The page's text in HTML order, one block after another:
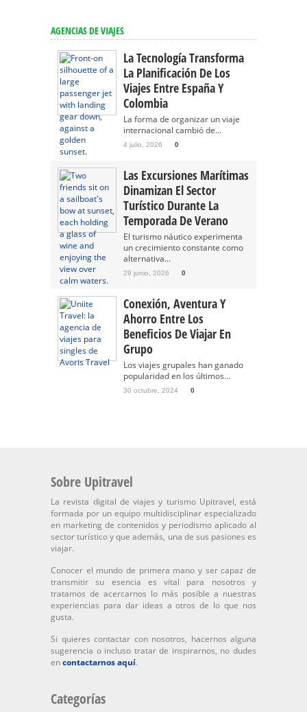
AGENCIAS DE VIAJES
La Tecnología Transforma
La Planificación De Los
Viajes Entre España Y
Colombia
La forma de organizar un viaje
internacional cambió de...
4 julio, 2026 0
Las Excursiones Marítimas
Dinamizan El Sector
Turístico Durante La
Temporada De Verano
El turismo náutico experimenta
un crecimiento constante como
alternativa...
29 junio, 2026 0
Conexión, Aventura Y
Ahorro Entre Los
Beneficios De Viajar En
Grupo
Los viajes grupales han ganado
popularidad en los últimos...
30 octubre, 2024 0
Sobre Upitravel
La revista digital de viajes y turismo Upitravel, está
formada por un equipo multidisciplinar especializado
en marketing de contenidos y periodismo aplicado al
sector turístico y que además, una de sus pasiones es
viajar.
Conocer el mundo de primera mano y ser capaz de
transmitir su esencia es vital para nosotros y
tratamos de acercarnos lo más posible a nuestras
experiencias para dar ideas a otros de lo que nos
gusta.
Si quieres contactar con nosotros, hacernos alguna
sugerencia o incluso tratar de inspirarnos, no dudes
encontactarnos aquí.
Categorías